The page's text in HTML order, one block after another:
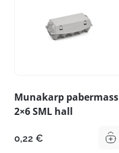
Munakarp pabermass
2×6 SML hall
0,22 €